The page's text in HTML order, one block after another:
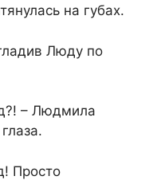
на губах.
Люду по
– Людмила
Просто